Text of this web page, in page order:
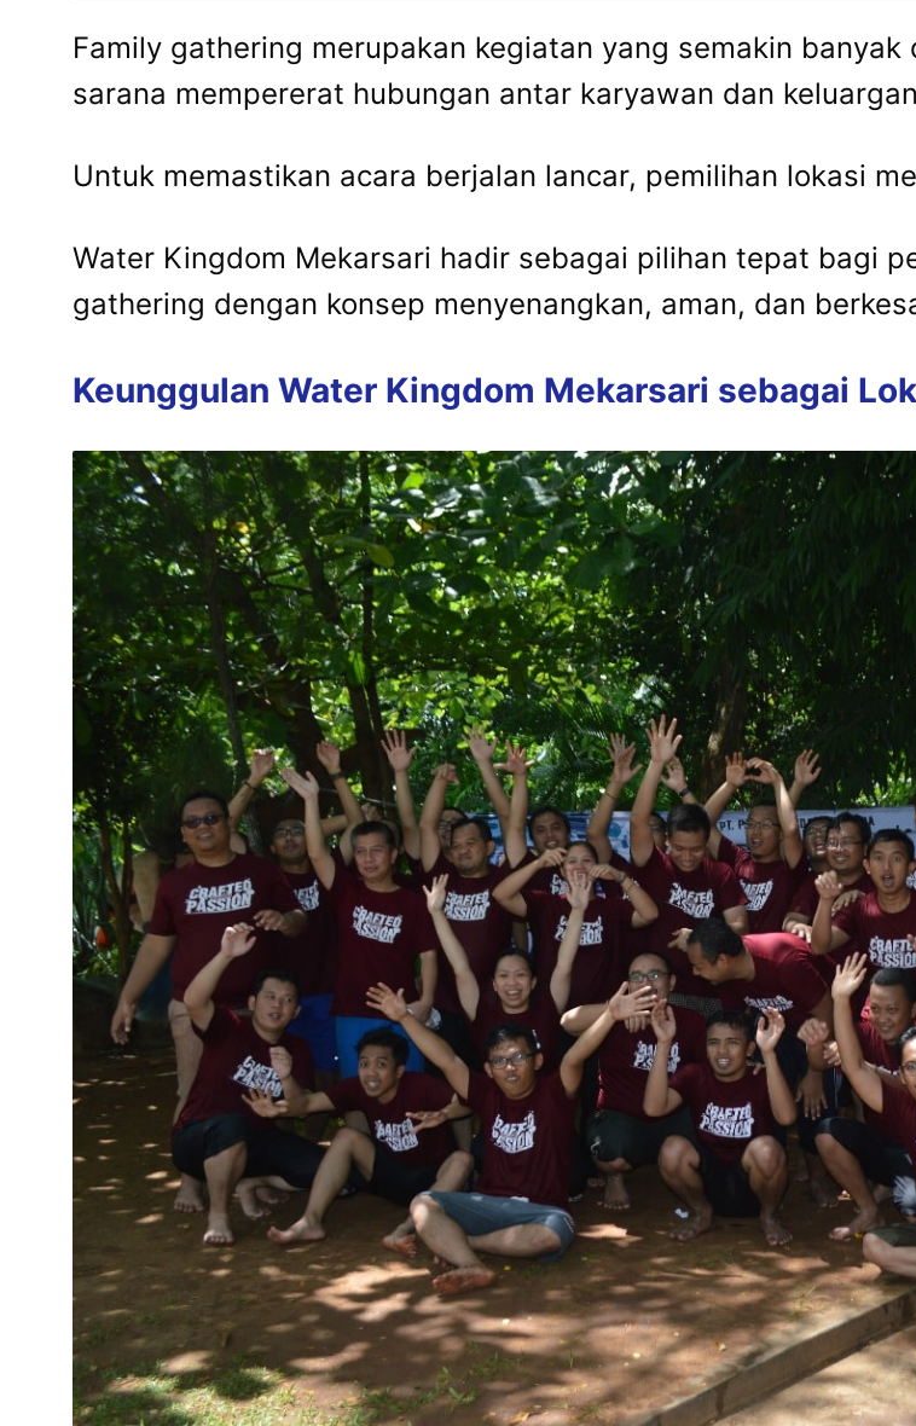
Family gathering merupakan kegiatan yang semakin
sarana mempererat hubungan antar karyawan dan
Untuk memastikan acara berjalan lancar, pemilihan lokasi
Water Kingdom Mekarsari hadir sebagai pilihan tepat bagi
gathering dengan konsep menyenangkan, aman, dan
Keunggulan Water Kingdom Mekarsari sebagai